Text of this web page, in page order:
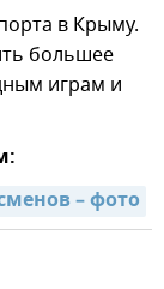
в Крыму.
большее
играм и
– фото